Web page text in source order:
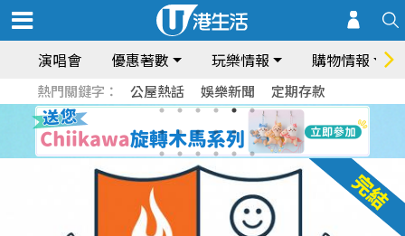
演唱會 優惠著數 玩樂情報 購物情報
熱門關鍵字： 公屋熱話 娛樂新聞 定期存款